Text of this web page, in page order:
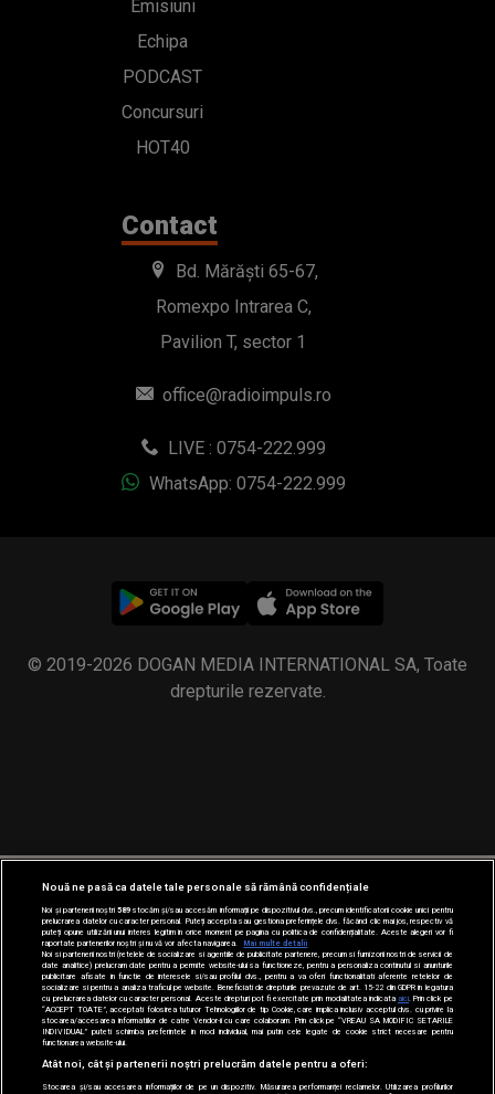
Emisiuni
Echipa
PODCAST
Concursuri
HOT40
Contact
Bd. Mărăști 65-67,
Romexpo Intrarea C,
Pavilion T, sector 1
office@radioimpuls.ro
LIVE : 0754-222.999
WhatsApp: 0754-222.999
© 2019-2026 DOGAN MEDIA INTERNATIONAL SA, Toate
drepturile rezervate.
Nouă ne pasă ca datele tale personale să rămână confidențiale
Noi și partenerii noștri589stocăm și/sau accesăm informații pe dispozitivul dvs., precum identificatorii cookie unici pentru
prelucrarea datelor cu caracter personal. Puteți accepta sau gestiona preferințele dvs. făcând clic mai jos, respectiv vă
puteți opune utilizării unui interes legitim în orice moment pe pagina cu politica de confidențialitate. Aceste alegeri vor fi
raportate partenerilor noștri și nu vă vor afecta navigarea.
Mai multe detalii
Noi si partenerii nostri (retelele de socializare si agentiile de publicitate partenere, precum si furnizorii nostri de servicii de
date analitice) prelucram date pentru a permite website-ului sa functioneze, pentru a personaliza continutul si anunturile
publicitare afisate in functie de interesele si/sau profilul dvs., pentru a va oferi functionalitati aferente retelelor de
socializare si pentru a analiza traficul pe website. Beneficiati de drepturile prevazute de art. 15-22 din GDPR in legatura
cu prelucrarea datelor cu caracter personal. Aceste drepturi pot fi exercitate prin modalitatea indicataaici . Prin click pe
“ACCEPT TOATE”, acceptati folosirea tuturor Tehnologiilor de tip Cookie, care implica inclusiv acceptul dvs. cu privire la
stocarea/accesarea informatiilor de catre Vendor-ii cu care colaboram. Prin click pe “VREAU SA MODIFIC SETARILE
INDIVIDUAL” puteti schimba preferintele in mod individual, mai putin cele legate de cookie strict necesare pentru
functionarea website-ului.
Atât noi, cât și partenerii noștri prelucrăm datele pentru a oferi:
Stocarea și/sau accesarea informațiilor de pe un dispozitiv. Măsurarea performanței reclamelor. Utilizarea profilurilor